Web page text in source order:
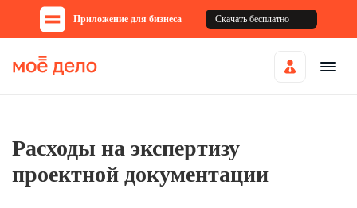
Приложение для бизнеса Скачать бесплатно
Расходы на экспертизу
проектной документации